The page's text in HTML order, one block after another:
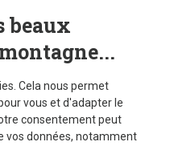
Vous économisez 51%
beaux
Cela nous permet
vous et d'adapter le
consentement peut
vos données, notamment